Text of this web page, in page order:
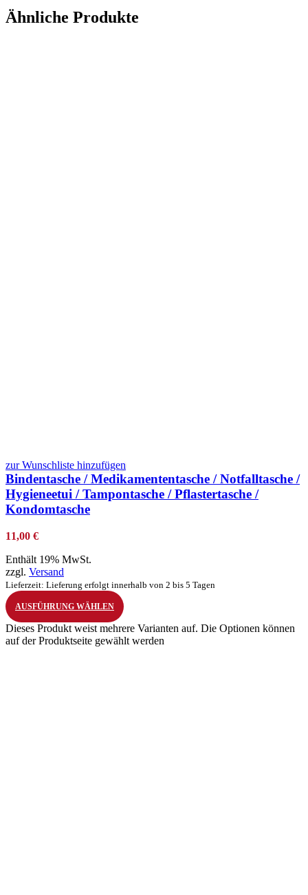
Ähnliche Produkte
zur Wunschliste hinzufügen
Bindentasche / Medikamententasche / Notfalltasche /
Hygieneetui / Tampontasche / Pflastertasche /
Kondomtasche
11,00 €
Enthält 19% MwSt.
zzgl. Versand
Lieferzeit: Lieferung erfolgt innerhalb von 2 bis 5 Tagen
AUSFÜHRUNG WÄHLEN
Dieses Produkt weist mehrere Varianten auf. Die Optionen können
auf der Produktseite gewählt werden